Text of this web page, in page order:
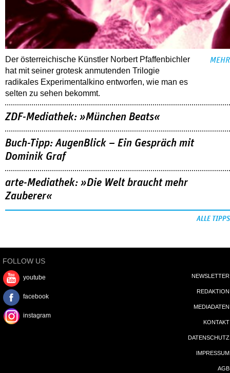
Der österreichische Künstler Norbert Pfaffenbichler
hat mit seiner grotesk anmutenden Trilogie
radikales Experimentalkino entworfen, wie man es
selten zu sehen bekommt.
MEHR
ZDF-Mediathek: »München Beats«
Buch-Tipp: AugenBlick – Ein Gespräch mit
Dominik Graf
arte-Mediathek: »Die Welt braucht mehr
Zauberer«
ALLE TIPPS
FOLLOW US
youtube
facebook
instagram
NEWSLETTER
REDAKTION
MEDIADATEN
KONTAKT
DATENSCHUTZ
IMPRESSUM
AGB